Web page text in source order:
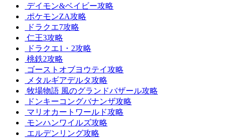
デイモン&ベイビー攻略
ポケモンZA攻略
ドラクエ7攻略
仁王3攻略
ドラクエ1・2攻略
桃鉄2攻略
ゴーストオブヨウテイ攻略
メタルギアデルタ攻略
牧場物語 風のグランドバザール攻略
ドンキーコングバナンザ攻略
マリオカートワールド攻略
モンハンワイルズ攻略
エルデンリング攻略